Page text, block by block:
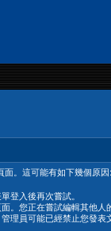
面。這可能有如下幾個原因:
登入後再次嘗試。
。您正在嘗試編輯其他
理員可能已經禁止您發表